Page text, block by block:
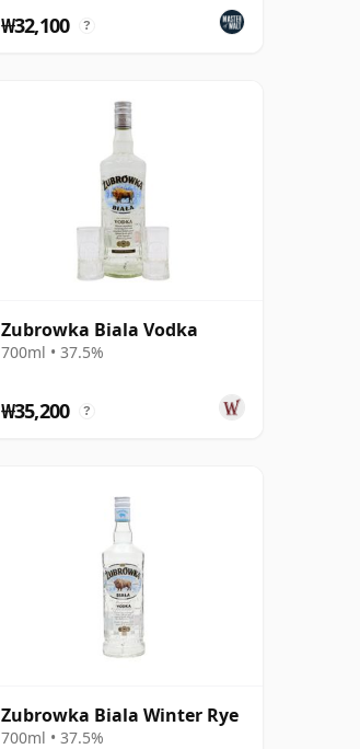
₩32,100 ?
Zubrowka Biala Vodka
700ml • 37.5%
₩35,200 ?
Zubrowka Biala Winter Rye
700ml • 37.5%